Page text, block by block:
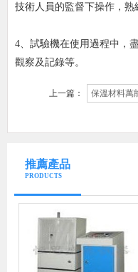
技術人員的監督下操作，熟
4、試驗機在使用過程中，
觀察及記錄等。
上一篇： 保溫材料萬
推薦產品
PRODUCTS